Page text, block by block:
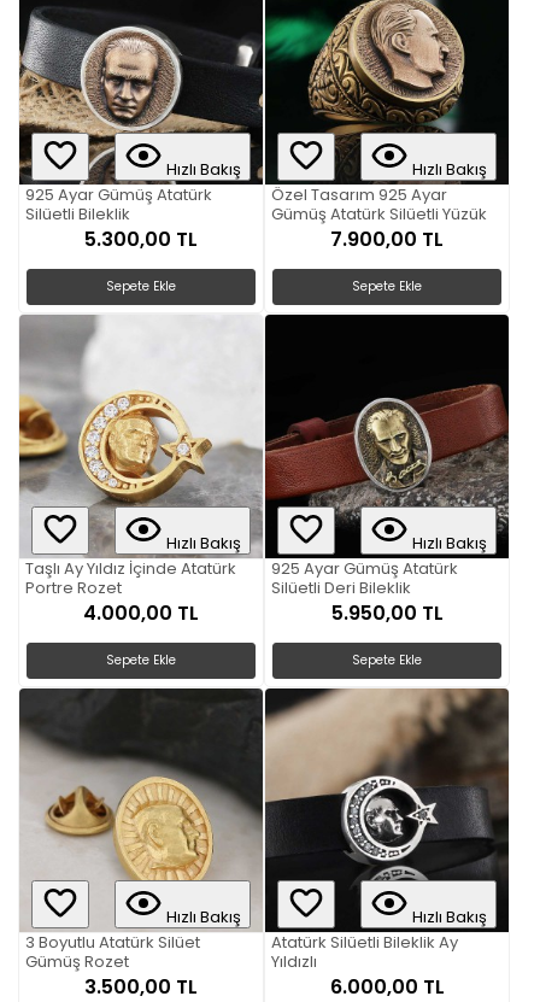
Hızlı Bakış
925 Ayar Gümüş Atatürk
Silüetli Bileklik
5.300,00 TL
Sepete Ekle
Hızlı Bakış
Özel Tasarım 925 Ayar
Gümüş Atatürk Silüetli Yüzük
7.900,00 TL
Sepete Ekle
Hızlı Bakış
Taşlı Ay Yıldız İçinde Atatürk
Portre Rozet
4.000,00 TL
Sepete Ekle
Hızlı Bakış
925 Ayar Gümüş Atatürk
Silüetli Deri Bileklik
5.950,00 TL
Sepete Ekle
Hızlı Bakış
3 Boyutlu Atatürk Silüet
Gümüş Rozet
3.500,00 TL
Hızlı Bakış
Atatürk Silüetli Bileklik Ay
Yıldızlı
6.000,00 TL